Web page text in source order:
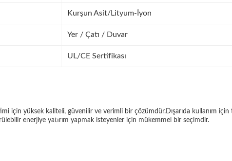
Kurşun Asit/Lityum-İyon
Yer / Çatı / Duvar
UL/CE Sertifikası
için yüksek kaliteli, güvenilir ve verimli bir çözümdür.Dışarıda kullanım için
enerjiye yatırım yapmak isteyenler için mükemmel bir seçimdir.